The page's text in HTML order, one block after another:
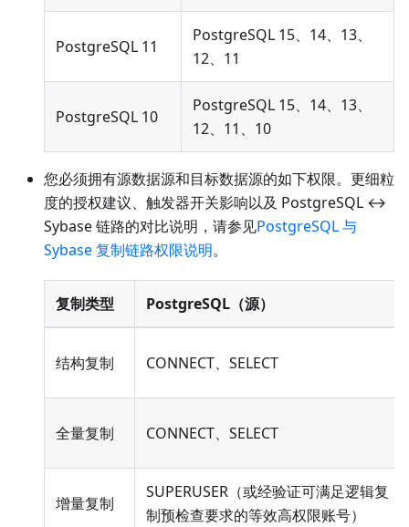
PostgreSQL 11
PostgreSQL 15、14、13、
12、11
PostgreSQL 10
PostgreSQL 15、14、13、
12、11、10
您必须拥有源数据源和目标数据源的如下权限。更细粒
度的授权建议、触发器开关影响以及 PostgreSQL ↔
Sybase 链路的对比说明，请参见PostgreSQL 与
Sybase 复制链路权限说明。
复制类型 PostgreSQL（源）
结构复制 CONNECT、SELECT
全量复制 CONNECT、SELECT
增量复制
SUPERUSER（或经验证可满足逻辑复
制预检查要求的等效高权限账号）